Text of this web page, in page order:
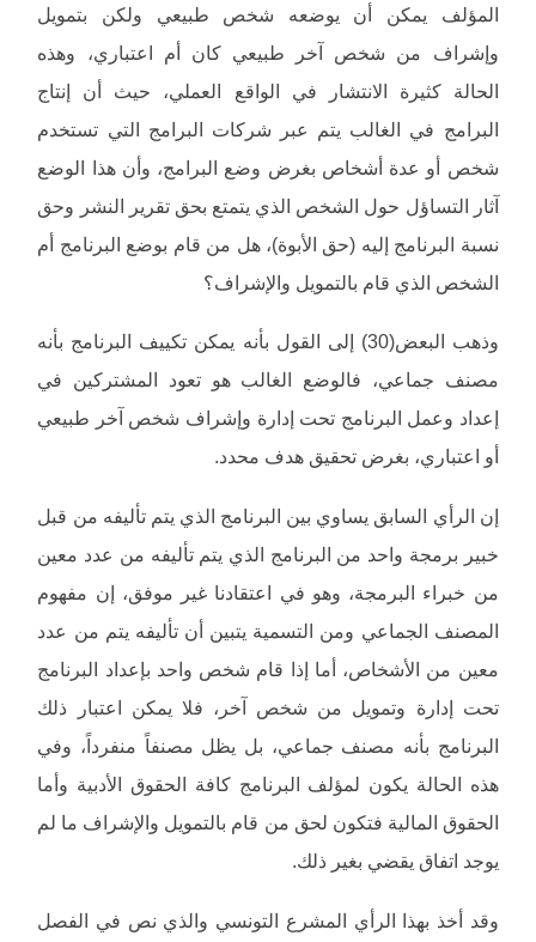
المؤلف يمكن أن يوضعه شخص طبيعي ولكن بتمويل
وإشراف من شخص آخر طبيعي كان أم اعتباري، وهذه
الحالة كثيرة الانتشار في الواقع العملي، حيث أن إنتاج
البرامج في الغالب يتم عبر شركات البرامج التي تستخدم
شخص أو عدة أشخاص بغرض وضع البرامج، وأن هذا الوضع
آثار التساؤل حول الشخص الذي يتمتع بحق تقرير النشر وحق
نسبة البرنامج إليه (حق الأبوة)، هل من قام بوضع البرنامج أم
الشخص الذي قام بالتمويل والإشراف؟
وذهب البعض(30) إلى القول بأنه يمكن تكييف البرنامج بأنه
مصنف جماعي، فالوضع الغالب هو تعود المشتركين في
إعداد وعمل البرنامج تحت إدارة وإشراف شخص آخر طبيعي
أو اعتباري، بغرض تحقيق هدف محدد.
إن الرأي السابق يساوي بين البرنامج الذي يتم تأليفه من قبل
خبير برمجة واحد من البرنامج الذي يتم تأليفه من عدد معين
من خبراء البرمجة، وهو في اعتقادنا غير موفق، إن مفهوم
المصنف الجماعي ومن التسمية يتبين أن تأليفه يتم من عدد
معين من الأشخاص، أما إذا قام شخص واحد بإعداد البرنامج
تحت إدارة وتمويل من شخص آخر، فلا يمكن اعتبار ذلك
البرنامج بأنه مصنف جماعي، بل يظل مصنفاً منفرداً، وفي
هذه الحالة يكون لمؤلف البرنامج كافة الحقوق الأدبية وأما
الحقوق المالية فتكون لحق من قام بالتمويل والإشراف ما لم
يوجد اتفاق يقضي بغير ذلك.
وقد أخذ بهذا الرأي المشرع التونسي والذي نص في الفصل